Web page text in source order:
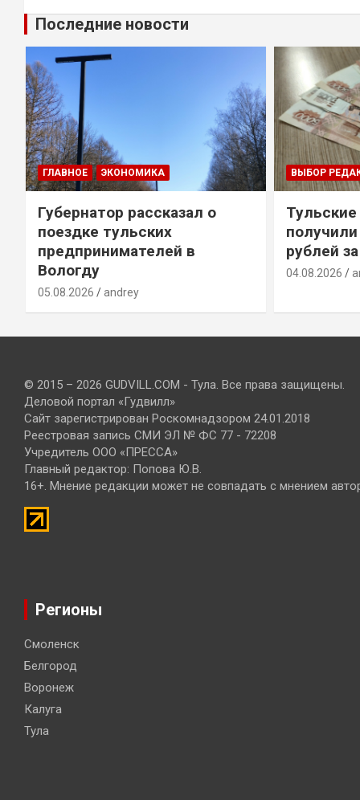
Последние новости
ГЛАВНОЕ ЭКОНОМИКА
Губернатор рассказал о
поездке тульских
предпринимателей в
Вологду
05.08.2026 andrey
ВЫБОР
рублей
04.08.2026
© 2015 – 2026 GUDVILL.COM - Тула. Все права защищены.
Деловой портал «Гудвилл»
Сайт зарегистрирован Роскомнадзором 24.01.2018
Реестровая запись СМИ ЭЛ № ФС 77 - 72208
Учредитель ООО «ПРЕССА»
Главный редактор: Попова Ю.В.
16+. Мнение редакции может не совпадать с мнением
Регионы
Смоленск
Белгород
Воронеж
Калуга
Тула